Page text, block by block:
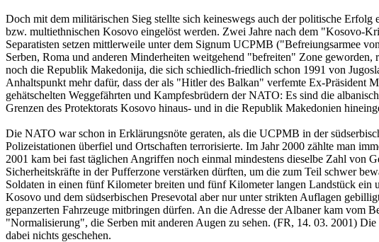
Doch mit dem militärischen Sieg stellte sich keineswegs auch der politische
bzw. multiethnischen Kosovo eingelöst werden. Zwei Jahre nach dem "Kosovo-
Separatisten setzen mittlerweile unter dem Signum UCPMB ("Befreiungsarmee
Serben, Roma und anderen Minderheiten weitgehend "befreiten" Zone
noch die Republik Makedonija, die sich schiedlich-friedlich schon 1991 von
Anhaltspunkt mehr dafür, dass der als "Hitler des Balkan" verfemte Ex-Präsident
gehätschelten Weggefährten und Kampfesbrüdern der NATO: Es sind die
Grenzen des Protektorats Kosovo hinaus- und in die Republik Makedonien
Die NATO war schon in Erklärungsnöte geraten, als die UCPMB in der
Polizeistationen überfiel und Ortschaften terrorisierte. Im Jahr 2000 zählte man
2001 kam bei fast täglichen Angriffen noch einmal mindestens dieselbe Zahl von
Sicherheitskräfte in der Pufferzone verstärken dürften, um die zum Teil schwer
Soldaten in einen fünf Kilometer breiten und fünf Kilometer langen Landstück
Kosovo und dem südserbischen Presevotal aber nur unter strikten Auflagen
gepanzerten Fahrzeuge mitbringen dürfen. An die Adresse der Albaner kam vom
"Normalisierung", die Serben mit anderen Augen zu sehen. (FR, 14. 03. 2001)
dabei nichts geschehen.